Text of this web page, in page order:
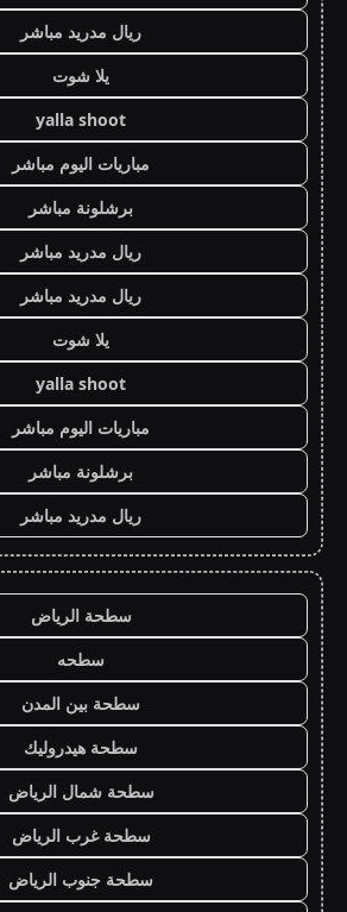
ريال مدريد مباشر
يلا شوت
yalla shoot
مباريات اليوم مباشر
برشلونة مباشر
ريال مدريد مباشر
ريال مدريد مباشر
يلا شوت
yalla shoot
مباريات اليوم مباشر
برشلونة مباشر
ريال مدريد مباشر
سطحة الرياض
سطحه
سطحة بين المدن
سطحة هيدروليك
سطحة شمال الرياض
سطحة غرب الرياض
سطحة جنوب الرياض